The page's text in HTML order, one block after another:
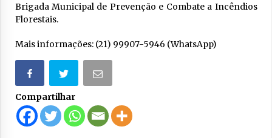
Brigada Municipal de Prevenção e Combate a Incêndios
Florestais.
Mais informações: (21) 99907-5946 (WhatsApp)
Compartilhar